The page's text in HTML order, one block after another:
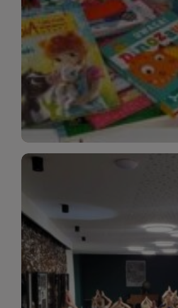
niemal każdego tygodnia!
zawsze będziesz wiedzieć,
jako
WIĘCEJ
rozbudzać miłość do
Zapraszamy do wspólnej
świata
WIĘCEJ